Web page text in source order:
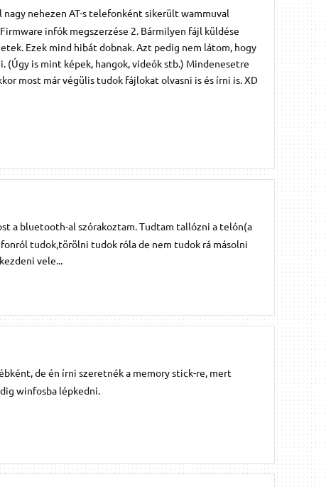
nagy nehezen AT-s telefonként sikerült wammuval
infók megszerzése 2. Bármilyen fájl küldése
Ezek mind hibát dobnak. Azt pedig nem látom, hogy
(Úgy is mint képek, hangok, videók stb.) Mindenesetre
most már végülis tudok fájlokat olvasni is és írni is. XD
a bluetooth-al szórakoztam. Tudtam tallózni a telón(a
tudok,törölni tudok róla de nem tudok rá másolni
vele...
de én írni szeretnék a memory stick-re, mert
winfosba lépkedni.